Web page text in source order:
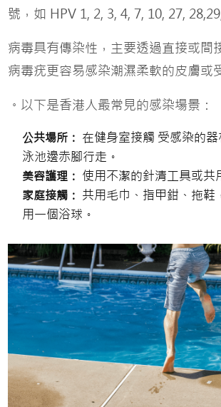
號，如 HPV 1, 2, 3, 4, 7, 10, 27,
病毒具有傳染性，主要透過直接或間
病毒疣更容易感染潮濕柔軟的皮膚或
。以下是香港人最常見的感染場景：
公共場所： 在健身室接觸 受感染的
泳池邊赤腳行走。
美容護理： 使用不潔的針清工具或共
家庭接觸： 共用毛巾、指甲鉗、拖鞋
用一個浴球。